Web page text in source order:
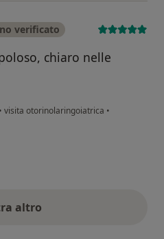
verificato
chiaro nelle
• visita otorinolaringoiatrica •
altro
opinioni di cui sopra